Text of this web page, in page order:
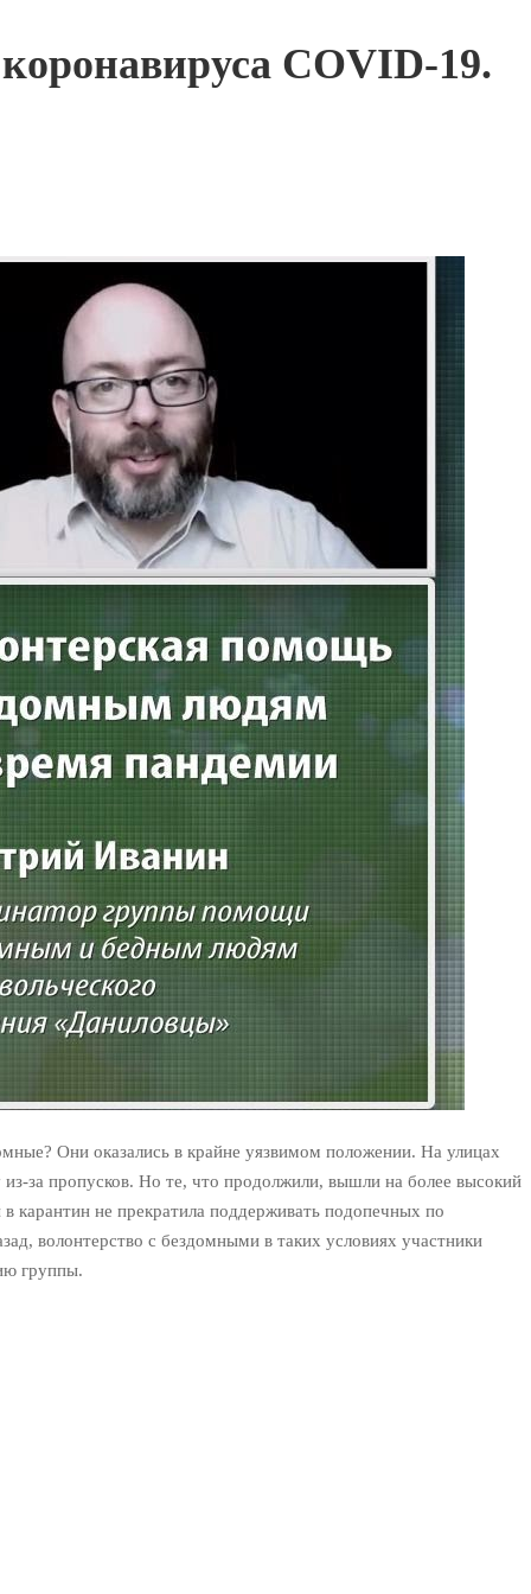
COVID-19.
Они оказались в крайне уязвимом положении. На улицах
за пропусков. Но те, что продолжили, вышли на более высокий
не прекратила поддерживать подопечных по
волонтерство с бездомными в таких условиях участники
группы.